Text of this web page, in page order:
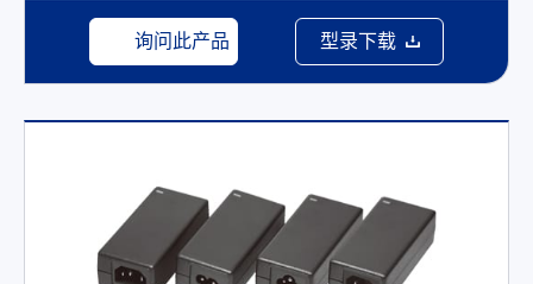
询问此产品 型录下载